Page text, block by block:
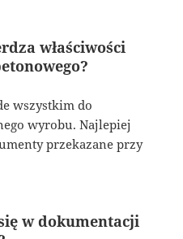
właściwości
wszystkim do
wyrobu. Najlepiej
przekazane przy
w dokumentacji